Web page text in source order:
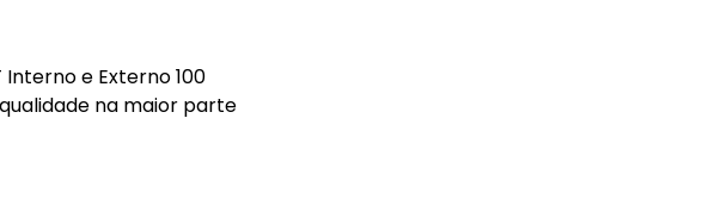
e Externo 100
na maior parte